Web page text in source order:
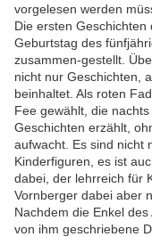
vorgelesen werden
Die ersten
Geburtstag des
zusammen-gestellt.
nicht nur Geschichten,
beinhaltet. Als roten
Fee gewählt, die
Geschichten erzählt,
aufwacht. Es sind nicht
Kinderfiguren, es ist
dabei, der lehrreich für
Vornberger dabei aber
Nachdem die Enkel
von ihm geschriebene